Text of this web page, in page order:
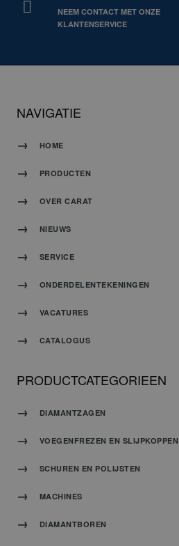
NEEM CONTACT MET ONZE
KLANTENSERVICE
NAVIGATIE
HOME
PRODUCTEN
OVER CARAT
NIEUWS
SERVICE
ONDERDELENTEKENINGEN
VACATURES
CATALOGUS
PRODUCTCATEGORIEEN
DIAMANTZAGEN
VOEGENFREZEN EN SLIJPKOPPEN
SCHUREN EN POLIJSTEN
MACHINES
DIAMANTBOREN